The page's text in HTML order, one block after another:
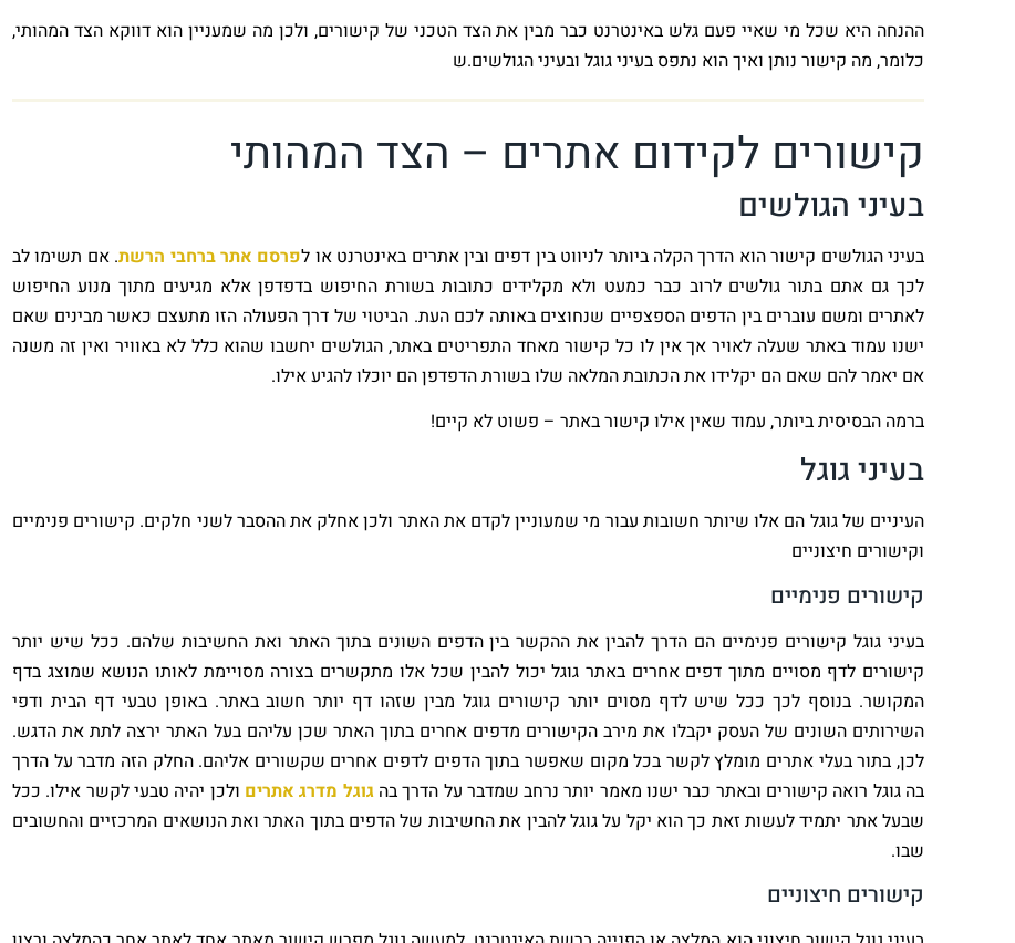
ההנחה היא שכל מי שאיי פעם גלש באינטרנט כבר מבין את הצד הטכני של קישורים, ולכן מה שמעניין הוא דווקא הצד המהותי,
כלומר, מה קישור נותן ואיך הוא נתפס בעיני גוגל ובעיני הגולשים.ש
קישורים לקידום אתרים – הצד המהותי
בעיני הגולשים
בעיני הגולשים קישור הוא הדרך הקלה ביותר לניווט בין דפים ובין אתרים באינטרנט או לפרסם אתר ברחבי הרשת. אם תשימו לב
לכך גם אתם בתור גולשים לרוב כבר כמעט ולא מקלידים כתובות בשורת החיפוש בדפדפן אלא מגיעים מתוך מנוע החיפוש
לאתרים ומשם עוברים בין הדפים הספצפיים שנחוצים באותה לכם העת. הביטוי של דרך הפעולה הזו מתעצם כאשר מבינים שאם
ישנו עמוד באתר שעלה לאויר אך אין לו כל קישור מאחד התפריטים באתר, הגולשים יחשבו שהוא כלל לא באוויר ואין זה משנה
אם יאמר להם שאם הם יקלידו את הכתובת המלאה שלו בשורת הדפדפן הם יוכלו להגיע אילו.
ברמה הבסיסית ביותר, עמוד שאין אילו קישור באתר – פשוט לא קיים!
בעיני גוגל
העיניים של גוגל הם אלו שיותר חשובות עבור מי שמעוניין לקדם את האתר ולכן אחלק את ההסבר לשני חלקים. קישורים פנימיים
וקישורים חיצוניים
קישורים פנימיים
בעיני גוגל קישורים פנימיים הם הדרך להבין את ההקשר בין הדפים השונים בתוך האתר ואת החשיבות שלהם. ככל שיש יותר
קישורים לדף מסויים מתוך דפים אחרים באתר גוגל יכול להבין שכל אלו מתקשרים בצורה מסויימת לאותו הנושא שמוצג בדף
המקושר. בנוסף לכך ככל שיש לדף מסוים יותר קישורים גוגל מבין שזהו דף יותר חשוב באתר. באופן טבעי דף הבית ודפי
השירותים השונים של העסק יקבלו את מירב הקישורים מדפים אחרים בתוך האתר שכן עליהם בעל האתר ירצה לתת את הדגש.
לכן, בתור בעלי אתרים מומלץ לקשר בכל מקום שאפשר בתוך הדפים לדפים אחרים שקשורים אליהם. החלק הזה מדבר על הדרך
בה גוגל רואה קישורים ובאתר כבר ישנו מאמר יותר נרחב שמדבר על הדרך בהגוגל מדרג אתרים ולכן יהיה טבעי לקשר אילו. ככל
שבעל אתר יתמיד לעשות זאת כך הוא יקל על גוגל להבין את החשיבות של הדפים בתוך האתר ואת הנושאים המרכזיים והחשובים
שבו.
קישורים חיצוניים